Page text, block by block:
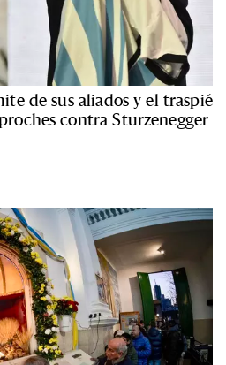
de sus aliados y el traspié
contra Sturzenegger